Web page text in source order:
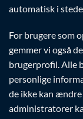
automatisk i
For brugere som
gemmer vi også
brugerprofil. Alle
personlige
de ikke kan
administratorer